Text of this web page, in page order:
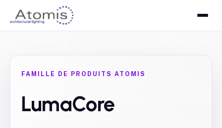
FAMILLE DE PRODUITS ATOMIS
LumaCore